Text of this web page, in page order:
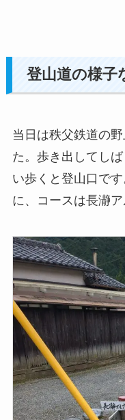
登山道の様子
当日は秩父鉄道の
た。歩き出してし
い歩くと登山口で
に、コースは長瀞ア